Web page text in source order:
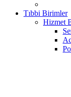
Tıbbi Birimler
Hizmet